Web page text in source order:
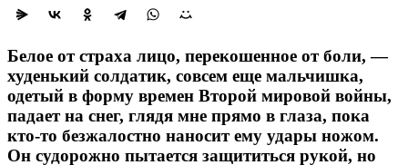
Белое от страха лицо, перекошенное от боли, —
худенький солдатик, совсем еще мальчишка,
одетый в форму времен Второй мировой войны,
падает на снег, глядя мне прямо в глаза, пока
кто-то безжалостно наносит ему удары ножом.
Он судорожно пытается защититься рукой, но